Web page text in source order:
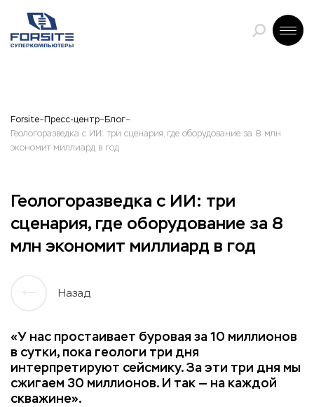
Forsite Пресс-центр Блог
Геологоразведка с ИИ: три сценария, где оборудование за 8 млн
экономит миллиард в год
Геологоразведка с ИИ: три
сценария, где оборудование за 8
млн экономит миллиард в год
Назад
«У нас простаивает буровая за 10 миллионов
в сутки, пока геологи три дня
интерпретируют сейсмику. За эти три дня мы
сжигаем 30 миллионов. И так — на каждой
скважине».